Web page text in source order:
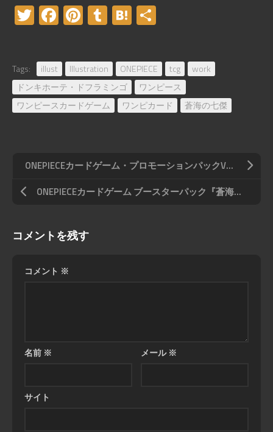
Twitter
Facebook
Pinterest
TumblrHatena
Tags: illust Illustration ONEPIECE tcg
work
ドンキホーテ・ドフラミンゴ
ワンピース
ワンピースカードゲーム
ワンピカード 蒼海の七傑
ONEPIECEカードゲーム・プロモーションパックVol.8収録「ロロノア・ゾロ」
ONEPIECEカードゲーム ブースターパック『蒼海の七傑』収録 「シャクヤク」
コメントを残す
コメント ※
名前 ※ メール※
サイト